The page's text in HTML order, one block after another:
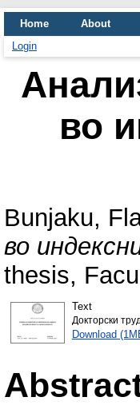
Home About
Login
во
Bunjaku,
во
thesis,
Text
Докторски
Download